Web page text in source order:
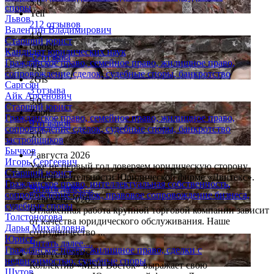
споры
Львов
Валентин Владимирович
Старший юрист
Кандидат юридических наук
Гражданское право, семейное право, жилищное право,
сопровождение сделок, судебные споры, банкротство
Саргсян
Айк Арсенович
Старший юрист
Гражданское право, семейное право, жилищное право,
сопровождение сделок, судебные споры, банкротство
застройщиков
Бычков
Игорь Сергеевич
Старший юрист
Гражданское право, интеллектуальная собственность,
сопровождение сделок, правовое сопровождение бизнеса,
судебные споры
Толстоногова
Дарья Михайловна
Юрист
Гражданское право, жилищное право, сделки с
недвижимостью, судебные споры
5.0
Yell
212 отзывов
4.9
Google
52 отзыва
4.6
2Gis
3 отзыва
5.0
Zoon
9 отзывов
5.0
7 августа 2026
Уже не первый год доверяем юридическую сторону
нашей деятельности Юридической фирме «Двитекс».
Читать далее....
7 августа 2026
Отлаженная работа крупной торговой компании зависит
от качества юридического обслуживания. Наше
сотрудничество ...
Читать далее....
7 августа 2026
Коллектив «МЕП Восток» выражает свою